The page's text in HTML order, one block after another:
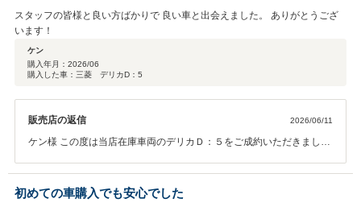
スタッフの皆様と良い方ばかりで 良い車と出会えました。 ありがとうござ
います！
ケン
購入年月： 2026/06
購入した車：三菱 デリカD：5
販売店の返信 2026/06/11
ケン様 この度は当店在庫車両のデリカＤ：５をご成約いただきまして
新しい店舗となります。 設備も充実しているため今後の点検もよりご
安心いただけるかと思います。 何かございましたらお気軽に当店スタ
ッフまで！ 今後ともよろしくお願いいたします。
初めての車購入でも安心でした